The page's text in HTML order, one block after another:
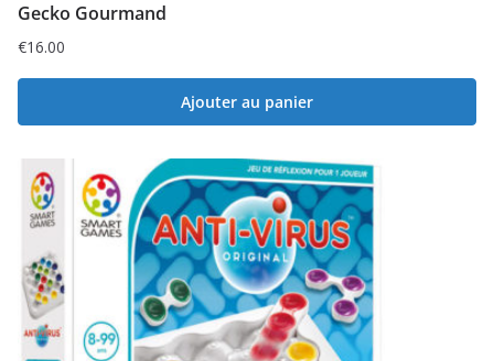
Gecko Gourmand
€16.00
Ajouter au panier